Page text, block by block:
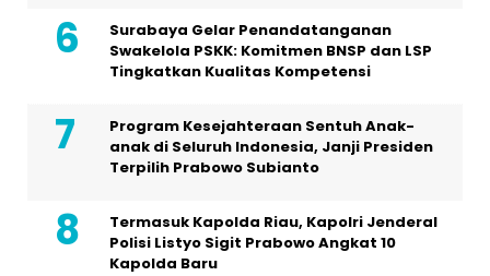
Surabaya Gelar Penandatanganan
Swakelola PSKK: Komitmen BNSP dan LSP
Tingkatkan Kualitas Kompetensi
Program Kesejahteraan Sentuh Anak-
anak di Seluruh Indonesia, Janji Presiden
Terpilih Prabowo Subianto
Termasuk Kapolda Riau, Kapolri Jenderal
Polisi Listyo Sigit Prabowo Angkat 10
Kapolda Baru